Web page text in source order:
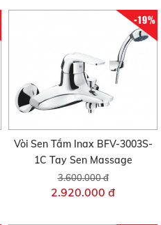
-19%
Vòi Sen Tắm Inax BFV-3003S-
1C Tay Sen Massage
3.600.000 đ
2.920.000 đ